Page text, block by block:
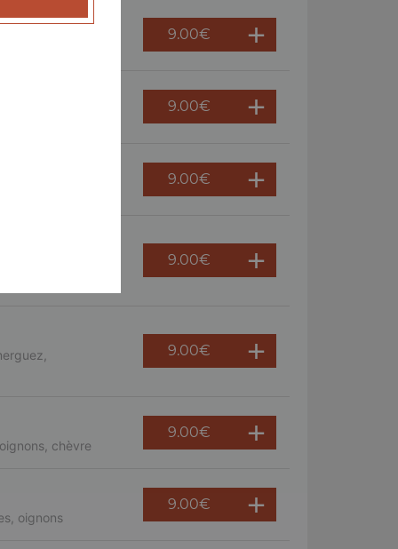
9.00€
9.00€
9.00€
9.00€
9.00€
chèvre
9.00€
oignons
9.00€